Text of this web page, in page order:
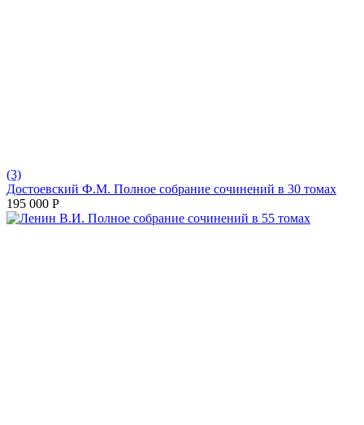
(3)
Достоевский Ф.М. Полное собрание сочинений в 30 томах
195 000 Р